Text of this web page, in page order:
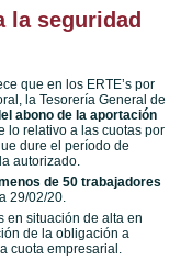
la seguridad
que en los ERTE’s por
la Tesorería General de
abono de la aportación
lo relativo a las cuotas por
dure el período de
autorizado.
de 50 trabajadores
29/02/20.
en situación de alta en
de la obligación a
cuota empresarial.